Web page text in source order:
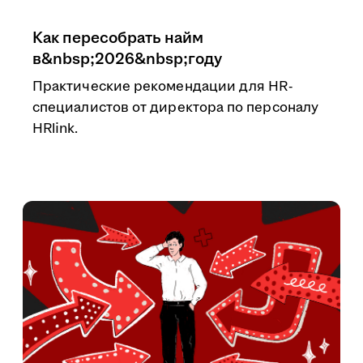
Как пересобрать найм
в&nbsp;2026&nbsp;году
Практические рекомендации для HR-
специалистов от директора по персоналу
HRlink.